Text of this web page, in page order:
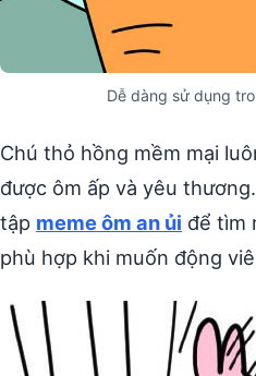
Dễ dàng sử dụng
Chú thỏ hồng mềm mại
được ôm ấp và yêu
tập meme ôm an ủi để tìm
phù hợp khi muốn động